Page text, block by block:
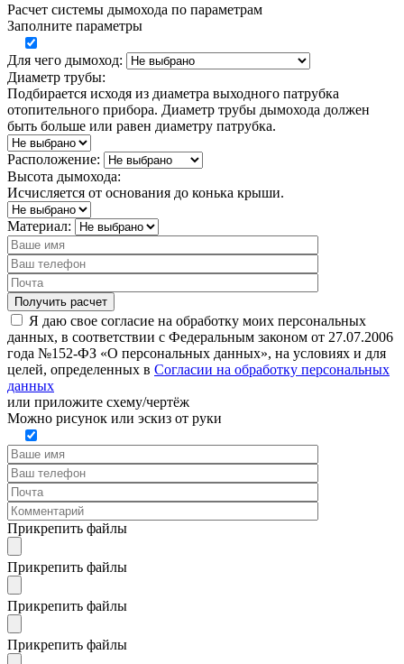
Расчет системы дымохода по параметрам
Заполните параметры
Для чего дымоход:
Диаметр трубы:
Подбирается исходя из диаметра выходного патрубка
отопительного прибора. Диаметр трубы дымохода должен
быть больше или равен диаметру патрубка.
Расположение:
Высота дымохода:
Исчисляется от основания до конька крыши.
Материал:
Я даю свое согласие на обработку моих персональных
данных, в соответствии с Федеральным законом от 27.07.2006
года №152-ФЗ «О персональных данных», на условиях и для
целей, определенных в Согласии на обработку персональных
данных
или приложите схему/чертёж
Можно рисунок или эскиз от руки
Прикрепить файлы
Прикрепить файлы
Прикрепить файлы
Прикрепить файлы